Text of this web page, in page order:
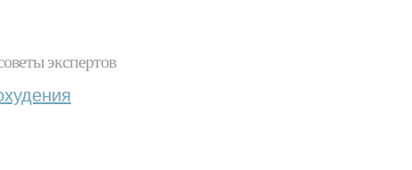
экспертов